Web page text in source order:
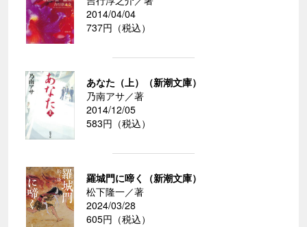
2014/04/04
737円（税込）
あなた（上）（新潮文庫）
乃南アサ／著
2014/12/05
583円（税込）
羅城門に啼く（新潮文庫）
松下隆一／著
2024/03/28
605円（税込）